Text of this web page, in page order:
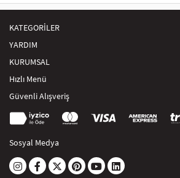
KATEGORİLER
YARDIM
KURUMSAL
Hızlı Menü
Güvenli Alışveriş
Sosyal Medya